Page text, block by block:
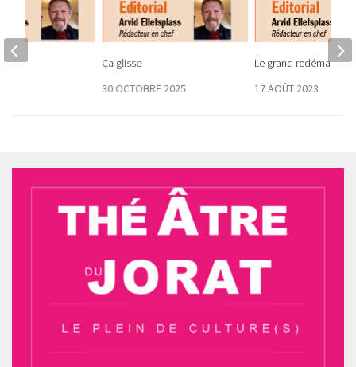
Ça glisse
30 OCTOBRE 2025
Le grand redémarrage
17 AOÛT 2023